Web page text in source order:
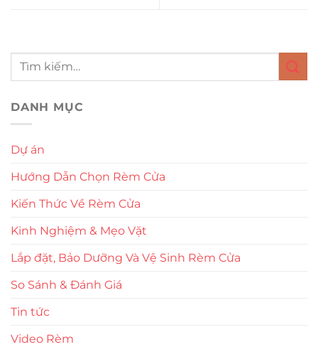
DANH MỤC
Dự án
Hướng Dẫn Chọn Rèm Cửa
Kiến Thức Về Rèm Cửa
Kinh Nghiệm & Mẹo Vặt
Lắp đặt, Bảo Dưỡng Và Vệ Sinh Rèm Cửa
So Sánh & Đánh Giá
Tin tức
Video Rèm